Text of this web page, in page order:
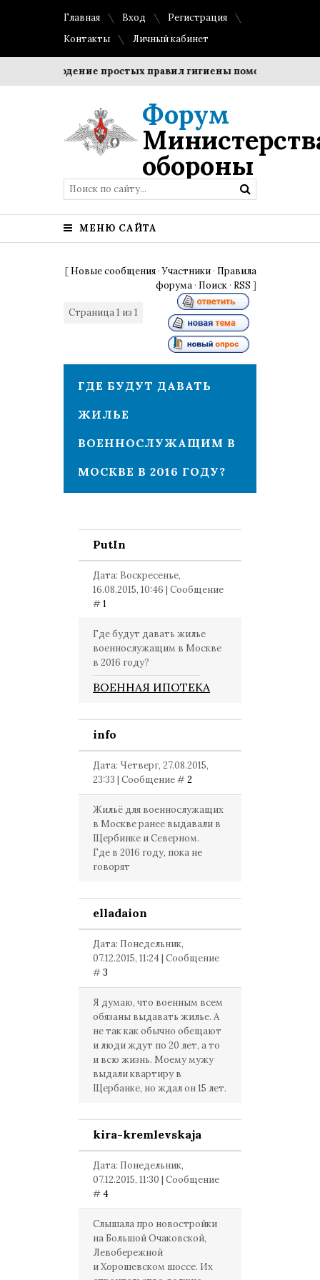
Главная Вход
Регистрация
Контакты
Личный кабинет
Соблюдение простых правил гигиены помогает
Форум
обороны
МЕНЮ САЙТА
[ Новые сообщения ·Участники · Правила
форума · Поиск · RSS ]
Страница1 из 1
ГДЕ БУДУТ ДАВАТЬ
ЖИЛЬЕ
ВОЕННОСЛУЖАЩИМ В
МОСКВЕ В 2016 ГОДУ?
PutIn
Дата: Воскресенье,
16.08.2015, 10:46 | Сообщение
#1
Где будут давать жилье
военнослужащим в Москве
в 2016 году?
ВОЕННАЯ ИПОТЕКА
info
Дата: Четверг, 27.08.2015,
23:33 | Сообщение #2
Жильё для военнослужащих
в Москве ранее выдавали в
Щербинке и Северном.
Где в 2016 году, пока не
говорят
elladaion
Дата: Понедельник,
07.12.2015, 11:24 | Сообщение
#3
Я думаю, что военным всем
обязаны выдавать жилье. А
не так как обычно обещают
и люди ждут по 20 лет, а то
и всю жизнь. Моему мужу
выдали квартиру в
Щербанке, но ждал он 15 лет.
kira-kremlevskaja
Дата: Понедельник,
07.12.2015, 11:30 | Сообщение
#4
Слышала про новостройки
на Большой Очаковской,
Левобережной
и Хорошевском шоссе. Их